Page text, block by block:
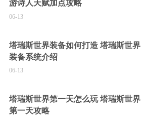
游诗人天赋加点攻略
06-13
塔瑞斯世界装备如何打造 塔瑞斯世界
装备系统介绍
06-13
塔瑞斯世界第一天怎么玩 塔瑞斯世界
第一天攻略